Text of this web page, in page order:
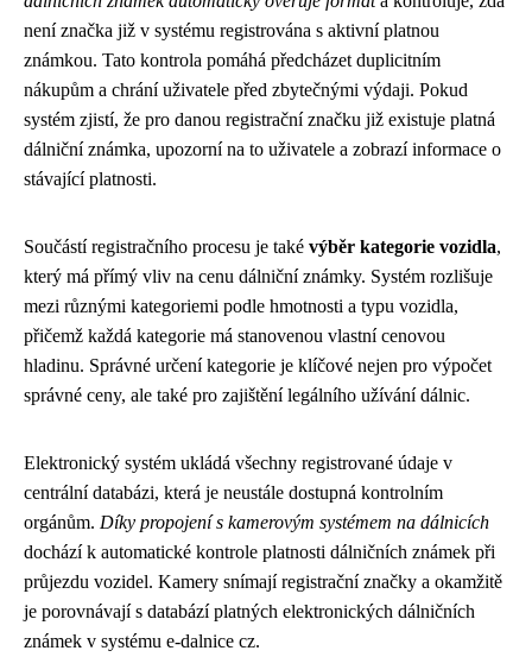
není značka již v systému registrována s aktivní platnou
známkou. Tato kontrola pomáhá předcházet duplicitním
nákupům a chrání uživatele před zbytečnými výdaji. Pokud
systém zjistí, že pro danou registrační značku již existuje platná
dálniční známka, upozorní na to uživatele a zobrazí informace o
stávající platnosti.
Součástí registračního procesu je také výběr kategorie vozidla,
který má přímý vliv na cenu dálniční známky. Systém rozlišuje
mezi různými kategoriemi podle hmotnosti a typu vozidla,
přičemž každá kategorie má stanovenou vlastní cenovou
hladinu. Správné určení kategorie je klíčové nejen pro výpočet
správné ceny, ale také pro zajištění legálního užívání dálnic.
Elektronický systém ukládá všechny registrované údaje v
centrální databázi, která je neustále dostupná kontrolním
orgánům. Díky propojení s kamerovým systémem na dálnicích
dochází k automatické kontrole platnosti dálničních známek při
průjezdu vozidel. Kamery snímají registrační značky a okamžitě
je porovnávají s databází platných elektronických dálničních
známek v systému e-dalnice cz.